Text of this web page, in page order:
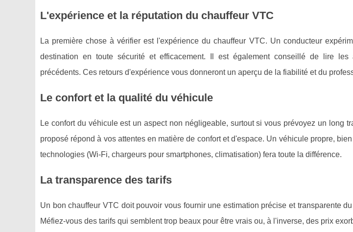
L'expérience et la réputation du chauffeur VTC
La première chose à vérifier est l'expérience du chauffeur VTC. Un conducteur
destination en toute sécurité et efficacement. Il est également conseillé de lire
précédents. Ces retours d'expérience vous donneront un aperçu de la fiabilité et du
Le confort et la qualité du véhicule
Le confort du véhicule est un aspect non négligeable, surtout si vous prévoyez un long
proposé répond à vos attentes en matière de confort et d'espace. Un véhicule propre,
technologies (Wi-Fi, chargeurs pour smartphones, climatisation) fera toute la différence.
La transparence des tarifs
Un bon chauffeur VTC doit pouvoir vous fournir une estimation précise et transparente
Méfiez-vous des tarifs qui semblent trop beaux pour être vrais ou, à l'inverse, des prix